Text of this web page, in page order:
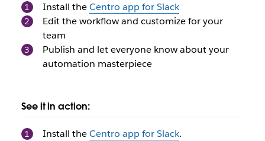
Install theCentro app for Slack
Edit the workflow and customize for your
team
Publish and let everyone know about your
automation masterpiece
See it in action:
Install theCentro app for Slack.